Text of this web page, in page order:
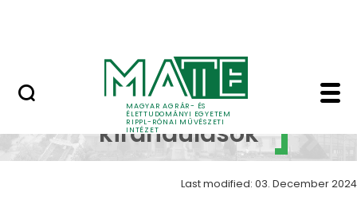
MAGYAR AGRÁR- ÉS
ÉLETTUDOMÁNYI EGYETEM
RIPPL-RÓNAI MŰVÉSZETI
INTÉZET
Pozsonyi fotóhónap
Szakmai
kirándulások
Last modified: 03. December 2024